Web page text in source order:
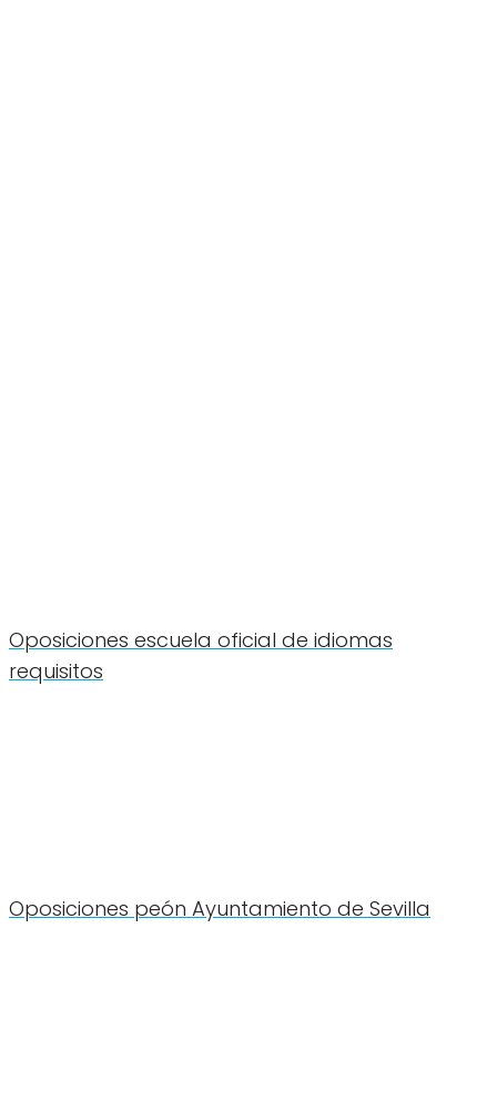
Oposiciones escuela oficial de idiomas
requisitos
Oposiciones peón Ayuntamiento de Sevilla